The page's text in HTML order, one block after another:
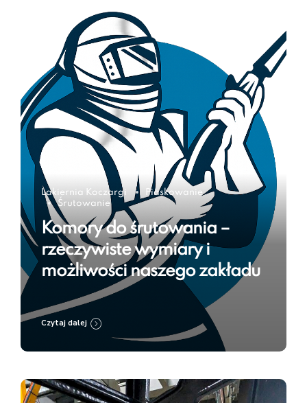
Lakiernia Koczargi
Piaskowanie
Śrutowanie
Komory do śrutowania –
rzeczywiste wymiary i
możliwości naszego zakładu
Czytaj dalej